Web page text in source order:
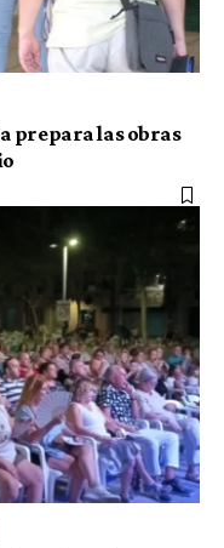
prepara las obras